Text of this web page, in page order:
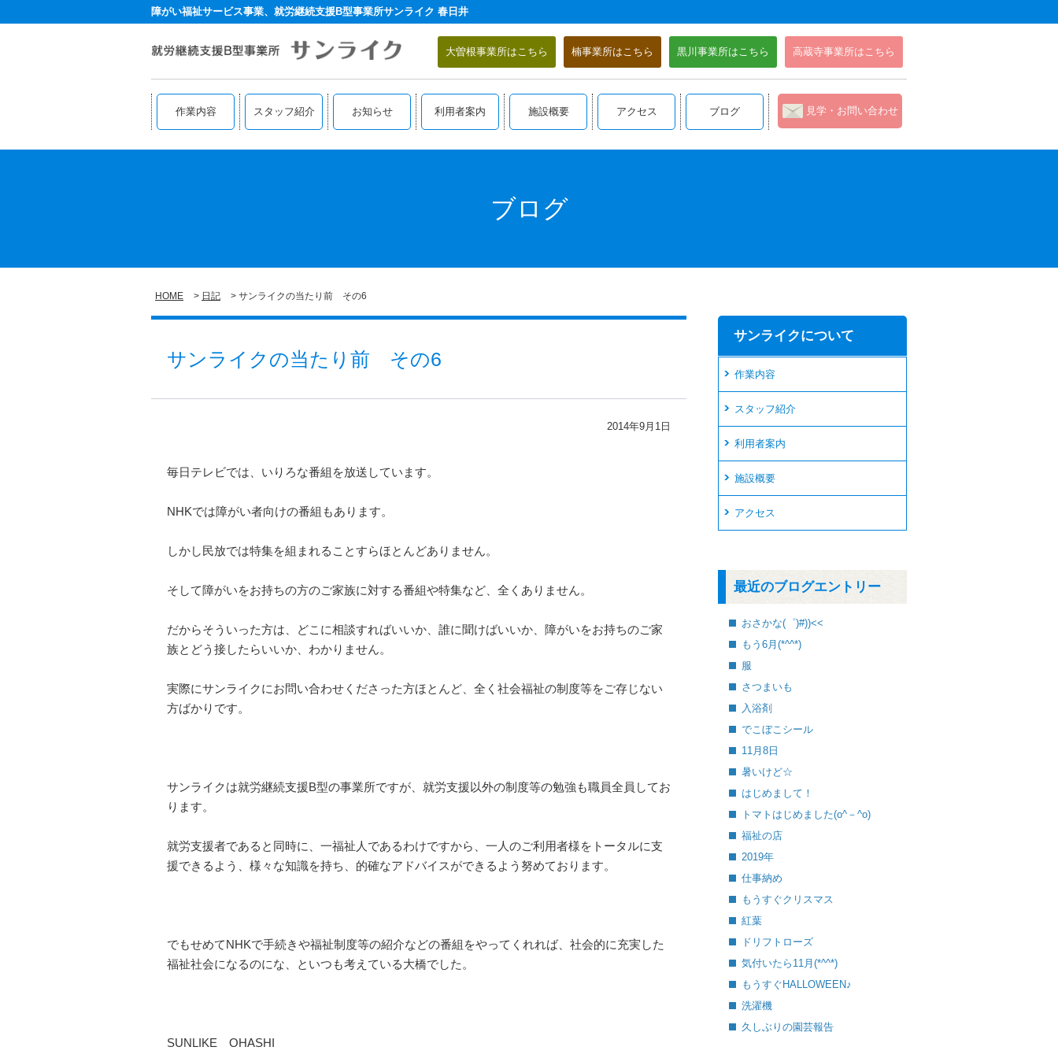
障がい福祉サービス事業、就労継続支援B型事業所サンライク 春日井
高蔵寺事業所はこちら
黒川事業所はこちら
楠事業所はこちら
大曽根事業所はこちら
作業内容 スタッフ紹介 お知らせ 利用者案内 施設概要 アクセス ブログ 見学・お問い合わせ
ブログ
HOME 日記 サンライクの当たり前 その6
サンライクの当たり前 その6
2014年9月1日
毎日テレビでは、いりろな番組を放送しています。
NHKでは障がい者向けの番組もあります。
しかし民放では特集を組まれることすらほとんどありません。
そして障がいをお持ちの方のご家族に対する番組や特集など、全くありません。
だからそういった方は、どこに相談すればいいか、誰に聞けばいいか、障がいをお持ちのご家
族とどう接したらいいか、わかりません。
実際にサンライクにお問い合わせくださった方ほとんど、全く社会福祉の制度等をご存じない
方ばかりです。
サンライクは就労継続支援B型の事業所ですが、就労支援以外の制度等の勉強も職員全員してお
ります。
就労支援者であると同時に、一福祉人であるわけですから、一人のご利用者様をトータルに支
援できるよう、様々な知識を持ち、的確なアドバイスができるよう努めております。
でもせめてNHKで手続きや福祉制度等の紹介などの番組をやってくれれば、社会的に充実した
福祉社会になるのにな、といつも考えている大橋でした。
SUNLIKE OHASHI
サンライクについて
作業内容
スタッフ紹介
利用者案内
施設概要
アクセス
最近のブログエントリー
おさかな(゜)#))<<
もう6月(*^^*)
服
さつまいも
入浴剤
でこぼこシール
11月8日
暑いけど☆
はじめまして！
トマトはじめました(o^－^o)
福祉の店
2019年
仕事納め
もうすぐクリスマス
紅葉
ドリフトローズ
気付いたら11月(*^^*)
もうすぐHALLOWEEN♪
洗濯機
久しぶりの園芸報告